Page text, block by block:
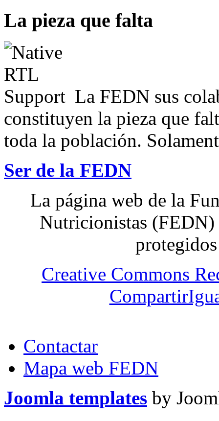
La pieza que falta
La FEDN sus
constituyen la pieza que
toda la población.
Ser de la FEDN
La página web de la
Nutricionistas (FEDN)
Creative Commons
Contactar
Mapa web FEDN
Joomla templates by